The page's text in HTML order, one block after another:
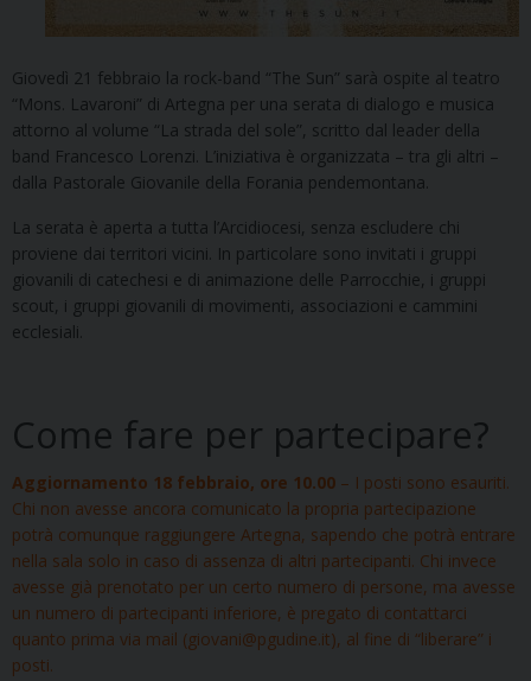
Giovedì 21 febbraio la rock-band “The Sun” sarà ospite al teatro
“Mons. Lavaroni” di Artegna per una serata di dialogo e musica
attorno al volume “La strada del sole”, scritto dal leader della
band Francesco Lorenzi. L’iniziativa è organizzata – tra gli altri –
dalla Pastorale Giovanile della Forania pendemontana.
La serata è aperta a tutta l’Arcidiocesi, senza escludere chi
proviene dai territori vicini. In particolare sono invitati i gruppi
giovanili di catechesi e di animazione delle Parrocchie, i gruppi
scout, i gruppi giovanili di movimenti, associazioni e cammini
ecclesiali.
Come fare per partecipare?
Aggiornamento 18 febbraio, ore 10.00 – I posti sono esauriti.
Chi non avesse ancora comunicato la propria partecipazione
potrà comunque raggiungere Artegna, sapendo che potrà entrare
nella sala solo in caso di assenza di altri partecipanti. Chi invece
avesse già prenotato per un certo numero di persone, ma avesse
un numero di partecipanti inferiore, è pregato di contattarci
quanto prima via mail (giovani@pgudine.it), al fine di “liberare” i
posti.